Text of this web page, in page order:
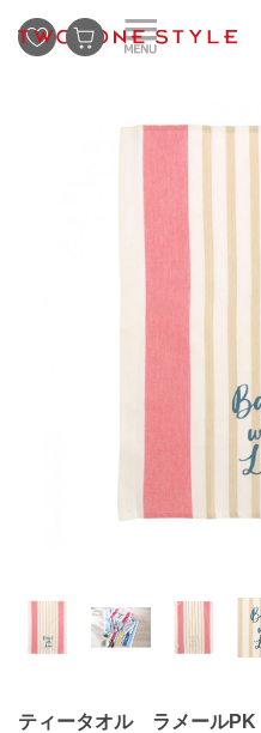
ティータオル ラメール